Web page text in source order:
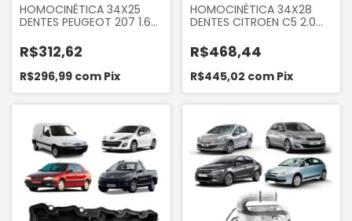
HOMOCINÉTICA 34X25
DENTES PEUGEOT 207 1.6
2019 C4 2.0 16V
AUTOMÁTICO
R$312,62
R$296,99 com Pix
HOMOCINÉTICA 34X28
DENTES CITROEN C5 2.0
PEUGEOT 3008 2018...
AUTOMÁTICO
R$468,44
R$445,02 com Pix